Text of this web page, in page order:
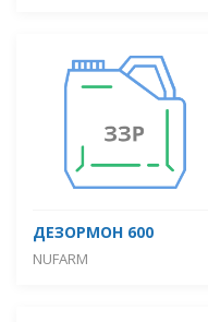
ДЕЗОРМОН 600
NUFARM